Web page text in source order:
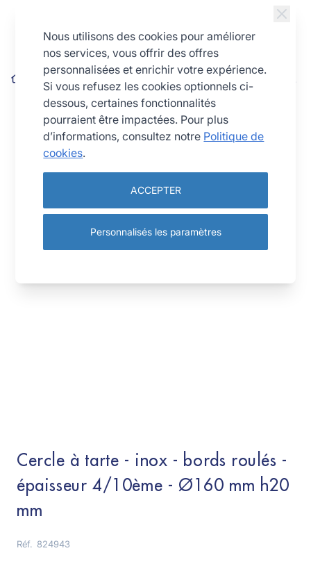
Cercle à tarte - inox - bords roulés - épaisseur 4/10ème - Ø160
mm h20 mm
Cercle à tarte - inox - bords roulés -
épaisseur 4/10ème - Ø160 mm h20
mm
Réf. 824943
Nous utilisons des cookies pour améliorer
nos services, vous offrir des offres
personnalisées et enrichir votre expérience.
Si vous refusez les cookies optionnels ci-
dessous, certaines fonctionnalités
pourraient être impactées. Pour plus
d’informations, consultez notre Politique de
cookies.
ACCEPTER
Personnalisés les paramètres